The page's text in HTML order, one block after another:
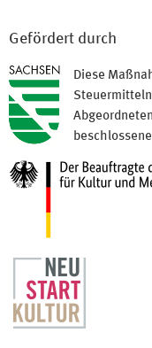
Gefördert durch
Diese
Steuermitteln